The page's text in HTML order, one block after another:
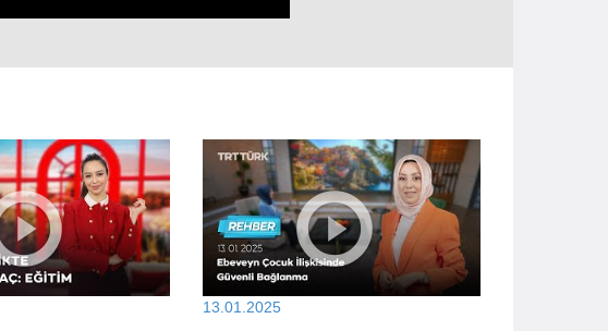
13.01.2025